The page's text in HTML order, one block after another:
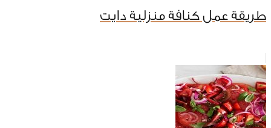
طريقة عمل كنافة منزلية دايت